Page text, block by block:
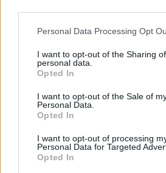
Please note that this website/app
not limited to your visit or usage
grant or deny consent to Google and
use your data for below specified
consent section.
Personal Data Processing Opt
I want to opt-out of the Sharing
personal data.
Opted In
I want to opt-out of the Sale of
Personal Data.
Opted In
I want to opt-out of processing
Personal Data for Targeted
Opted In
ÖRÖMHÍR: TÍZ ÉVE NEM
INFLÁCIÓ MAGYARORSZÁGON
Júliusban mindössze 1,2 százalékkal
összevetésben a fogyasztói árak,
már csökkent.